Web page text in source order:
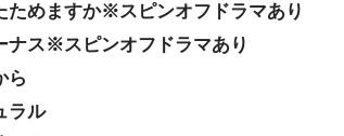
ためますか※スピンオフドラマあり
ナス※スピンオフドラマあり
ら
ラル